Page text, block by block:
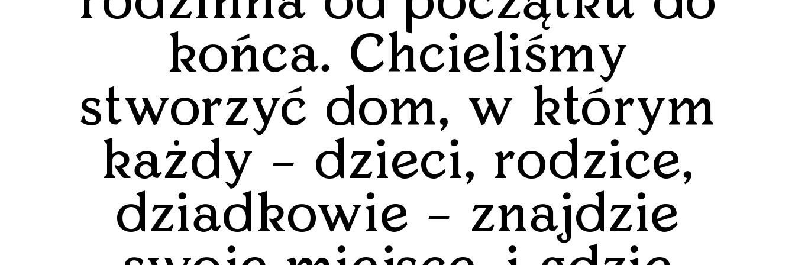
końca. Chcieliśmy
stworzyć dom, w którym
każdy – dzieci, rodzice,
dziadkowie – znajdzie